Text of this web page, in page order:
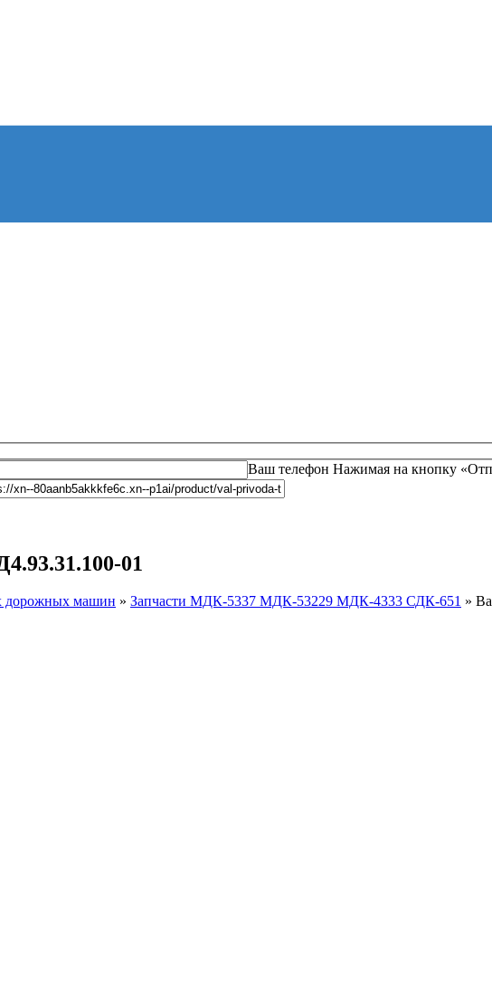
Ваш телефон Оставьте это поле
Нажимая на кнопку
01
дорожных машин » Запчасти МДК-5337 МДК-53229 МДК-4333 СДК-651 »